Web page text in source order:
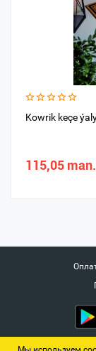
Kowrik keçe
115,05 man.